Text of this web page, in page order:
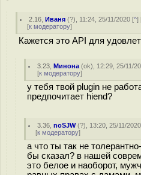
2.16 ,Иваня (?), 11:24, 25/11/2020 [^]
[к модератору]
Кажется это API для
3.23 ,Минона (ok), 12:29, 25/11/
[к модератору]
у тебя твой plugin не
предпочитает hiend?
3.36 ,noSJW(?), 13:20, 25/11/
[к модератору]
а что ты так не
бы сказал? в нашей
это белое и наоборот,